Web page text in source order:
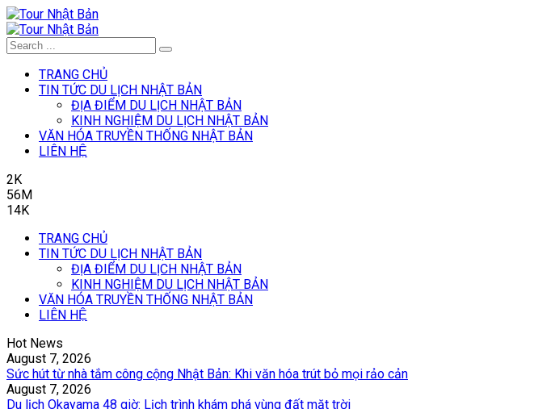
TRANG CHỦ
TIN TỨC DU LỊCH NHẬT BẢN
ĐỊA ĐIỂM DU LỊCH NHẬT BẢN
KINH NGHIỆM DU LỊCH NHẬT BẢN
VĂN HÓA TRUYỀN THỐNG NHẬT BẢN
LIÊN HỆ
2K
56M
14K
TRANG CHỦ
TIN TỨC DU LỊCH NHẬT BẢN
ĐỊA ĐIỂM DU LỊCH NHẬT BẢN
KINH NGHIỆM DU LỊCH NHẬT BẢN
VĂN HÓA TRUYỀN THỐNG NHẬT BẢN
LIÊN HỆ
Hot News
August 7, 2026
Sức hút từ nhà tắm công cộng Nhật Bản: Khi văn hóa trút bỏ mọi rảo cản
August 7, 2026
Du lịch Okayama 48 giờ: Lịch trình khám phá vùng đất mặt trời